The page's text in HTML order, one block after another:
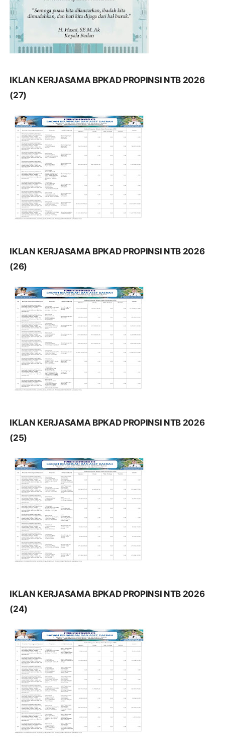
IKLAN KERJASAMA BPKAD PROPINSI NTB 2026
(27)
IKLAN KERJASAMA BPKAD PROPINSI NTB 2026
(26)
IKLAN KERJASAMA BPKAD PROPINSI NTB 2026
(25)
IKLAN KERJASAMA BPKAD PROPINSI NTB 2026
(24)